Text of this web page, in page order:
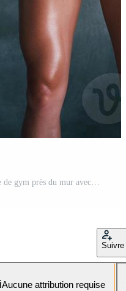
jeune femme fitness est dans la salle de gym près du mur avec des haltères dans les mains Photo Pro
Suivre
Aucune attribution requise